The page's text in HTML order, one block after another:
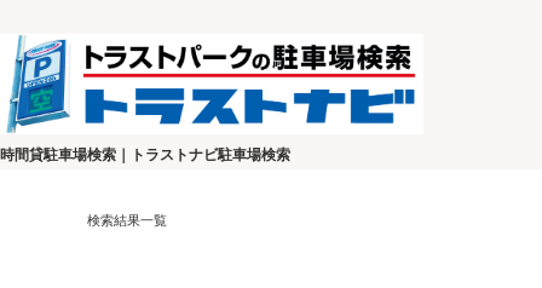
時間貸駐車場検索｜トラストナビ駐車場検索
検索結果一覧